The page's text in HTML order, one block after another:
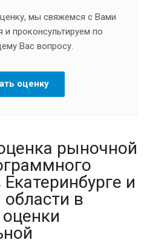
мы свяжемся с Вами
проконсультируем по
Вас вопросу.
оценку
рыночной
и
в